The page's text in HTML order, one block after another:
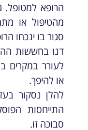
הרופא
מהטיפול או
סגור בו ינכחו
דנו בחששות
לעורר במקרים
או להיפך.
להלן נסקור
התייחסות
סבוכה זו.